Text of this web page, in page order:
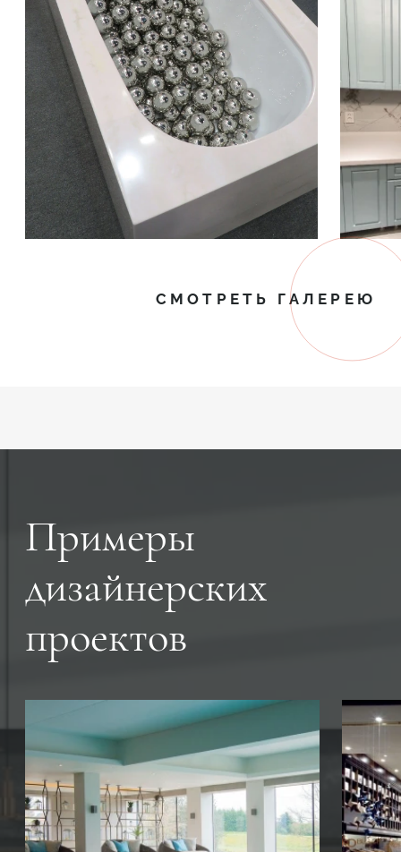
СМОТРЕТЬ ГАЛЕРЕЮ
Примеры
дизайнерских
проектов